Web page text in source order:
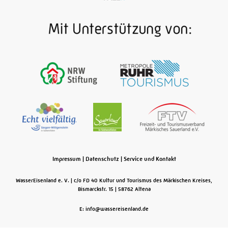
Impressum Datenschutz Service und Kontakt
WasserEisenland e. V.
c/o FD 40 Kultur und Tourismus des Märkischen Kreises,
Bismarckstr. 15
58762 Altena
E: info@wassereisenland.de